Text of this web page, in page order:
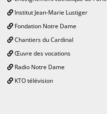
Institut Jean-Marie Lustiger
Fondation Notre Dame
Chantiers du Cardinal
Œuvre des vocations
Radio Notre Dame
KTO télévision